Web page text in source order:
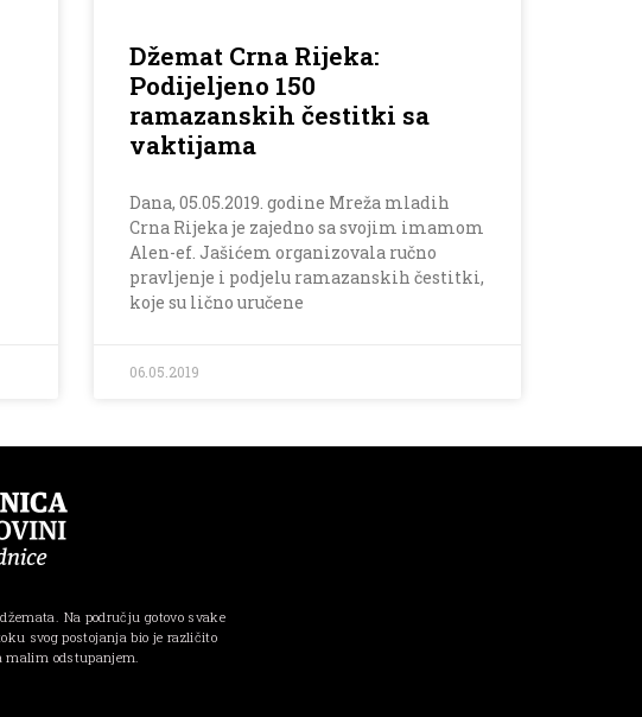
Džemat Crna Rijeka:
Podijeljeno 150
ramazanskih čestitki sa
vaktijama
Dana, 05.05.2019. godine Mreža mladih
Crna Rijeka je zajedno sa svojim imamom
Alen-ef. Jašićem organizovala ručno
pravljenje i podjelu ramazanskih čestitki,
koje su lično uručene
06.05.2019
Na području gotovo svake
svog postojanja bio je različito
malim odstupanjem.